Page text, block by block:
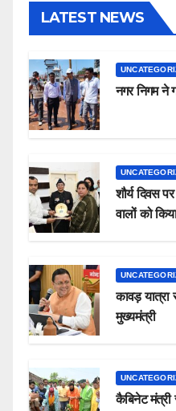
LATEST NEWS
नगर निगम ने
शौर्य दिवस
वालों को
कावड़ यात्रा
मुख्यमंत्री
कैबिनेट मंत्री